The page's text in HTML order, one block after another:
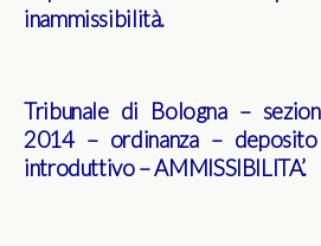
inammissibilità.
Tribunale di Bologna –
2014 – ordinanza –
introduttivo – AMMISSIBILITA’.